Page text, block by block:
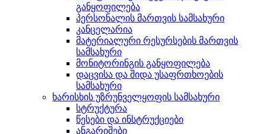
განყოფილება
პერსონალის მართვის სამსახური
კანცელარია
მატერიალური რესურსების მართვის
სამსახური
მონიტორინგის განყოფილება
დაცვისა და შიდა უსაფრთხოების
სამსახური
ხარისხის უზრუნველყოფის სამსახური
სტრუქტურა
წესები და ინსტრუქციები
ანგარიშები